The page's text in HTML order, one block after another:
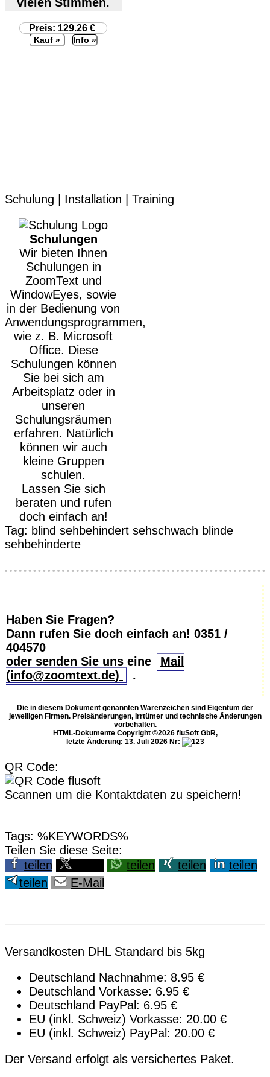
Preis: 129.26 €
Info »
Schulung | Installation | Training
Schulungen
Wir bieten Ihnen
Schulungen in
ZoomText und
WindowEyes, sowie
in der Bedienung von
Anwendungsprogrammen,
wie z. B. Microsoft
Office. Diese
Schulungen können
Sie bei sich am
Arbeitsplatz oder in
unseren
Schulungsräumen
erfahren. Natürlich
können wir auch
kleine Gruppen
schulen.
Lassen Sie sich
beraten und rufen
doch einfach an!
Tag: blind sehbehindert sehschwach blinde
sehbehinderte
Haben Sie Fragen?
Dann rufen Sie doch einfach an! 0351 /
404570
oder senden Sie uns eine
Mail
(info@zoomtext.de)
.
Die in diesem Dokument genannten Warenzeichen sind Eigentum der
jeweiligen Firmen. Preisänderungen, Irrtümer und technische Änderungen
vorbehalten.
HTML-Dokumente Copyright ©2026 fluSoft GbR,
letzte Änderung: 13. Juli 2026 Nr:
QR Code:
Scannen um die Kontaktdaten zu speichern!
Tags: %KEYWORDS%
Teilen Sie diese Seite:
teilen
teilen teilen
teilen
teilen
E-Mail
Versandkosten DHL Standard bis 5kg
Deutschland Nachnahme: 8.95 €
Deutschland Vorkasse: 6.95 €
Deutschland PayPal: 6.95 €
EU (inkl. Schweiz) Vorkasse: 20.00 €
EU (inkl. Schweiz) PayPal: 20.00 €
Der Versand erfolgt als versichertes Paket.